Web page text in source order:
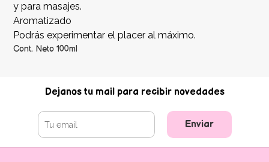
y para masajes.
Aromatizado
Podrás experimentar el placer al máximo.
Cont. Neto 100ml
Dejanos tu mail para recibir novedades
Enviar